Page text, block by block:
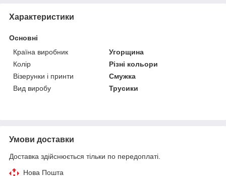
Характеристики
Основні
Країна виробник
Угорщина
Колір
Різні кольори
Візерунки і принти
Смужка
Вид виробу
Трусики
Умови доставки
Доставка здійснюється тільки по передоплаті.
Нова Пошта